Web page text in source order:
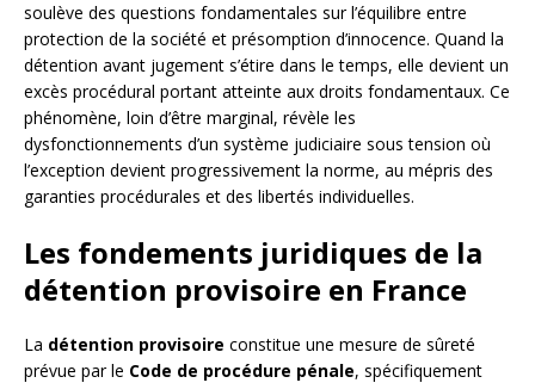
soulève des questions fondamentales sur l’équilibre entre
protection de la société et présomption d’innocence. Quand la
détention avant jugement s’étire dans le temps, elle devient un
excès procédural portant atteinte aux droits fondamentaux. Ce
phénomène, loin d’être marginal, révèle les
dysfonctionnements d’un système judiciaire sous tension où
l’exception devient progressivement la norme, au mépris des
garanties procédurales et des libertés individuelles.
Les fondements juridiques de la
détention provisoire en France
La détention provisoire constitue une mesure de sûreté
prévue par le Code de procédure pénale, spécifiquement